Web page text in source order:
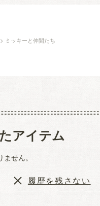
> ミッキーと仲間たち
アイテム
せん。
履歴を残さない